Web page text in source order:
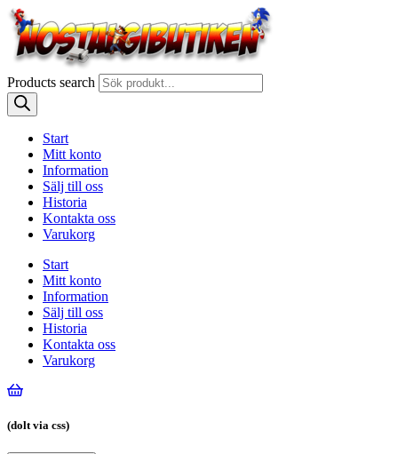
Products search
Start
Mitt konto
Information
Sälj till oss
Historia
Kontakta oss
Varukorg
Start
Mitt konto
Information
Sälj till oss
Historia
Kontakta oss
Varukorg
(dolt via css)